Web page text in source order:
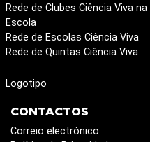
Rede de Clubes Ciência Viva na
Escola
Rede de Escolas Ciência Viva
Rede de Quintas Ciência Viva
Logotipo
CONTACTOS
Correio electrónico